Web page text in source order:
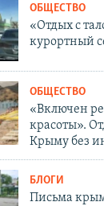
ОБЩЕСТВО
«Отдых с
курортный
ОБЩЕСТВО
«Включен
красоты».
Крыму без
БЛОГИ
Письма